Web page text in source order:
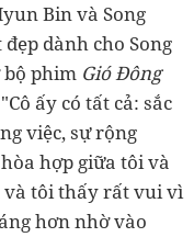
Bin và Song
dành cho Song
bộ phim Gió Đông
ấy có tất cả: sắc
việc, sự rộng
hợp giữa tôi và
và tôi thấy rất vui vì
hơn nhờ vào